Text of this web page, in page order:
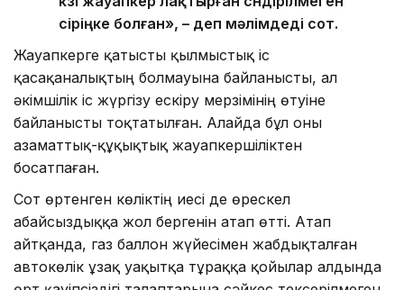
сіріңке болған», – деп мәлімдеді сот.
Жауапкерге қатысты қылмыстық іс
қасақаналықтың болмауына байланысты, ал
әкімшілік іс жүргізу ескіру мерзімінің өтуіне
байланысты тоқтатылған. Алайда бұл оны
азаматтық-құқықтық жауапкершіліктен
босатпаған.
Сот өртенген көліктің иесі де өрескел
абайсыздыққа жол бергенін атап өтті. Атап
айтқанда, газ баллон жүйесімен жабдықталған
автокөлік ұзақ уақытқа тұраққа қойылар алдында